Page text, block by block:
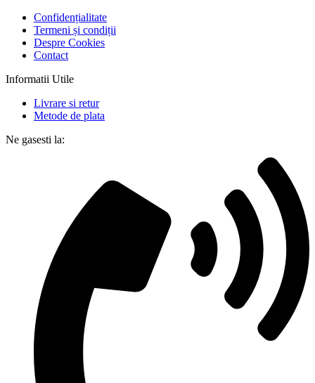
Confidențialitate
Termeni și condiții
Despre Cookies
Contact
Informatii Utile
Livrare si retur
Metode de plata
Ne gasesti la: